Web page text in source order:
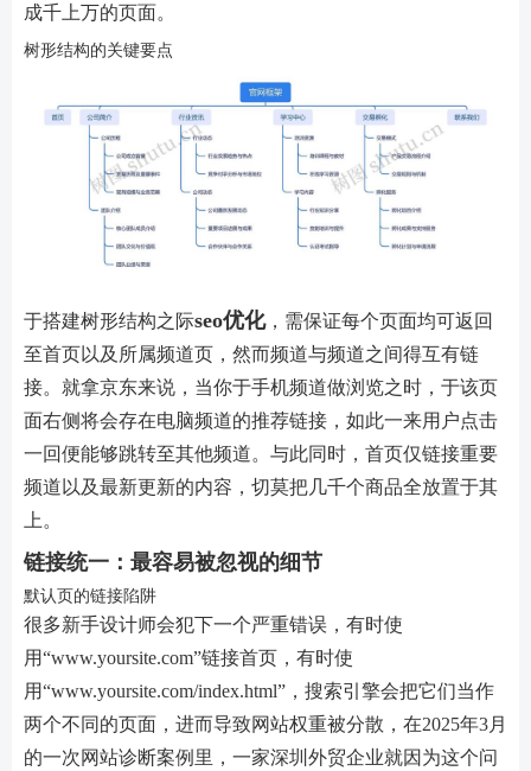
成千上万的页面。
树形结构的关键要点
于搭建树形结构之际seo优化，需保证每个页面均可返回
至首页以及所属频道页，然而频道与频道之间得互有链
接。就拿京东来说，当你于手机频道做浏览之时，于该页
面右侧将会存在电脑频道的推荐链接，如此一来用户点击
一回便能够跳转至其他频道。与此同时，首页仅链接重要
频道以及最新更新的内容，切莫把几千个商品全放置于其
上。
链接统一：最容易被忽视的细节
默认页的链接陷阱
很多新手设计师会犯下一个严重错误，有时使
用“www.yoursite.com”链接首页，有时使
用“www.yoursite.com/index.html”，搜索引擎会把它们当作
两个不同的页面，进而导致网站权重被分散，在2025年3月
的一次网站诊断案例里，一家深圳外贸企业就因为这个问